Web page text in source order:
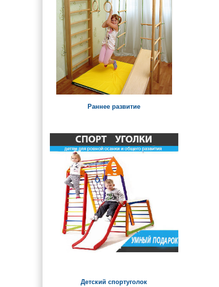
Детские лавки и столики
Паровозики и Машинки на
детскую площадку
Раннее развитие
Детский спортуголок